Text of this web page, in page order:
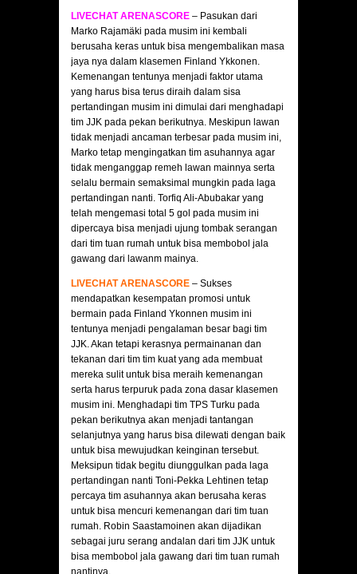
LIVECHAT ARENASCORE – Pasukan dari
Marko Rajamäki pada musim ini kembali
berusaha keras untuk bisa mengembalikan masa
jaya nya dalam klasemen Finland Ykkonen.
Kemenangan tentunya menjadi faktor utama
yang harus bisa terus diraih dalam sisa
pertandingan musim ini dimulai dari menghadapi
tim JJK pada pekan berikutnya. Meskipun lawan
tidak menjadi ancaman terbesar pada musim ini,
Marko tetap mengingatkan tim asuhannya agar
tidak menganggap remeh lawan mainnya serta
selalu bermain semaksimal mungkin pada laga
pertandingan nanti. Torfiq Ali-Abubakar yang
telah mengemasi total 5 gol pada musim ini
dipercaya bisa menjadi ujung tombak serangan
dari tim tuan rumah untuk bisa membobol jala
gawang dari lawanm mainya.
LIVECHAT ARENASCORE – Sukses
mendapatkan kesempatan promosi untuk
bermain pada Finland Ykonnen musim ini
tentunya menjadi pengalaman besar bagi tim
JJK. Akan tetapi kerasnya permainanan dan
tekanan dari tim tim kuat yang ada membuat
mereka sulit untuk bisa meraih kemenangan
serta harus terpuruk pada zona dasar klasemen
musim ini. Menghadapi tim TPS Turku pada
pekan berikutnya akan menjadi tantangan
selanjutnya yang harus bisa dilewati dengan baik
untuk bisa mewujudkan keinginan tersebut.
Meksipun tidak begitu diunggulkan pada laga
pertandingan nanti Toni-Pekka Lehtinen tetap
percaya tim asuhannya akan berusaha keras
untuk bisa mencuri kemenangan dari tim tuan
rumah. Robin Saastamoinen akan dijadikan
sebagai juru serang andalan dari tim JJK untuk
bisa membobol jala gawang dari tim tuan rumah
nantinya.